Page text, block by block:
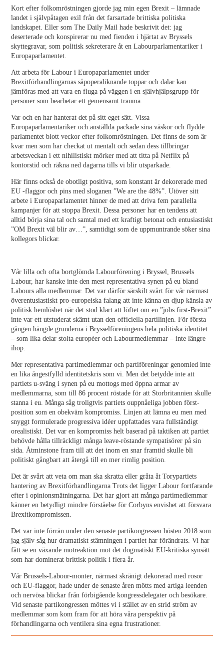
Kort efter folkomröstningen gjorde jag min egen Brexit – lämnade
landet i självpåtagen exil från det farsartade brittiska politiska
landskapet. Eller som The Daily Mail hade beskrivit det: jag
deserterade och konspirerar nu med fienden i hjärtat av Bryssels
skyttegravar, som politisk sekreterare åt en Labourparlamentariker i
Europaparlamentet.
Att arbeta för Labour i Europaparlamentet under
Brexitförhandlingarnas såpoperaliknande toppar och dalar kan
jämföras med att vara en fluga på väggen i en självhjälpsgrupp för
personer som bearbetar ett gemensamt trauma.
Var och en har hanterat det på sitt eget sätt. Vissa
Europaparlamentariker och anställda packade sina väskor och flydde
parlamentet blott veckor efter folkomröstningen. Det finns de som är
kvar men som har checkat ut mentalt och sedan dess tillbringar
arbetsveckan i ett nihilistiskt mörker med att titta på Netflix på
kontorstid och räkna ned dagarna tills vi blir utsparkade.
Här finns också de obotligt positiva, som konstant är dekorerade med
EU -flaggor och pins med sloganen ”We are the 48%”. Utöver sitt
arbete i Europaparlamentet hinner de med att driva fem parallella
kampanjer för att stoppa Brexit. Dessa personer har en tendens att
alltid börja sina tal och samtal med ett kraftigt betonat och entusiastiskt
”OM Brexit väl blir av…”, samtidigt som de uppmuntrande söker sina
kollegors blickar.
Vår lilla och ofta bortglömda Labourförening i Bryssel, Brussels
Labour, har kanske inte den mest representativa synen på eu bland
Labours alla medlemmar. Det var därför särskilt svårt för vår närmast
överentusiastiskt pro-europeiska falang att inte känna en djup känsla av
politisk hemlöshet när det stod klart att löftet om en ”jobs first-Brexit”
inte var ett utstuderat skämt utan den officiella partilinjen. För första
gången hängde grunderna i Brysselföreningens hela politiska identitet
– som lika delar stolta européer och Labourmedlemmar – inte längre
ihop.
Mer representativa partimedlemmar och partiföreningar genomled inte
en lika ångestfylld identitetskris som vi. Men det betydde inte att
partiets u-sväng i synen på eu mottogs med öppna armar av
medlemmarna, som till 86 procent röstade för att Storbritannien skulle
stanna i eu. Många såg troligtvis partiets ouppnåeliga jobben först-
position som en obekväm kompromiss. Linjen att lämna eu men med
snyggt formulerade progressiva idéer uppfattades vara fullständigt
orealistiskt. Det var en kompromiss helt baserad på taktiken att partiet
behövde hålla tillräckligt många leave-röstande sympatisörer på sin
sida. Åtminstone fram till att det inom en snar framtid skulle bli
politiskt gångbart att återgå till en mer rimlig position.
Det är svårt att veta om man ska skratta eller gråta åt Torypartiets
hantering av Brexitförhandlingarna Trots det ligger Labour fortfarande
efter i opinionsmätningarna. Det har gjort att många partimedlemmar
känner en betydligt mindre förståelse för Corbyns envishet att försvara
Brexitkompromissen.
Det var inte förrän under den senaste partikongressen hösten 2018 som
jag själv såg hur dramatiskt stämningen i partiet har förändrats. Vi har
fått se en växande motreaktion mot det dogmatiskt EU-kritiska synsätt
som har dominerat brittisk politik i flera år.
Vår Brussels-Labour-monter, närmast skränigt dekorerad med rosor
och EU-flaggor, hade under de senaste åren mötts med artiga leenden
och nervösa blickar från förbigående kongressdelegater och besökare.
Vid senaste partikongressen möttes vi i stället av en strid ström av
medlemmar som kom fram för att höra våra perspektiv på
förhandlingarna och ventilera sina egna frustrationer.